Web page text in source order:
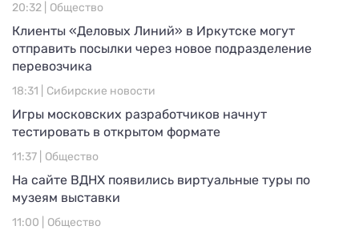
20:32 | Общество
Клиенты «Деловых Линий» в Иркутске могут
отправить посылки через новое подразделение
перевозчика
18:31 | Сибирские новости
Игры московских разработчиков начнут
тестировать в открытом формате
11:37 | Общество
На сайте ВДНХ появились виртуальные туры по
музеям выставки
11:00 | Общество